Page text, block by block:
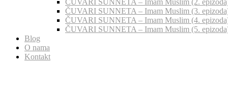
ČUVARI SUNNETA – Imam Muslim (2.
ČUVARI SUNNETA – Imam Muslim (3.
ČUVARI SUNNETA – Imam Muslim (4.
ČUVARI SUNNETA – Imam Muslim (5.
Blog
O nama
Kontakt